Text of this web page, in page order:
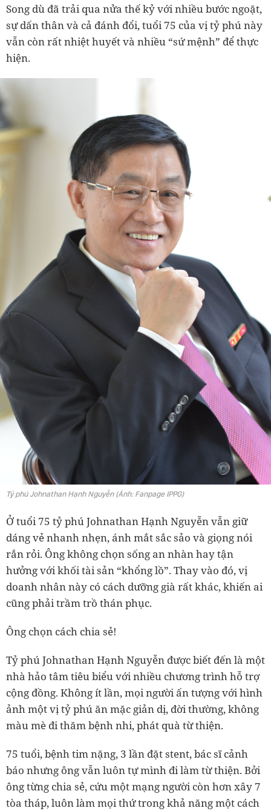
Song dù đã trải qua nửa thế kỷ với nhiều bước ngoặt,
sự dấn thân và cả đánh đổi, tuổi 75 của vị tỷ phú này
vẫn còn rất nhiệt huyết và nhiều “sứ mệnh” để thực
hiện.
Tỷ phú Johnathan Hạnh Nguyễn (Ảnh: Fanpage IPPG)
Ở tuổi 75 tỷ phú Johnathan Hạnh Nguyễn vẫn giữ
dáng vẻ nhanh nhẹn, ánh mắt sắc sảo và giọng nói
rắn rỏi. Ông không chọn sống an nhàn hay tận
hưởng với khối tài sản “khổng lồ”. Thay vào đó, vị
doanh nhân này có cách dưỡng già rất khác, khiến ai
cũng phải trầm trồ thán phục.
Ông chọn cách chia sẻ!
Tỷ phú Johnathan Hạnh Nguyễn được biết đến là một
nhà hảo tâm tiêu biểu với nhiều chương trình hỗ trợ
cộng đồng. Không ít lần, mọi người ấn tượng với hình
ảnh một vị tỷ phú ăn mặc giản dị, đời thường, không
màu mè đi thăm bệnh nhi, phát quà từ thiện.
75 tuổi, bệnh tim nặng, 3 lần đặt stent, bác sĩ cảnh
báo nhưng ông vẫn luôn tự mình đi làm từ thiện. Bởi
ông từng chia sẻ, cứu một mạng người còn hơn xây 7
tòa tháp, luôn làm mọi thứ trong khả năng một cách